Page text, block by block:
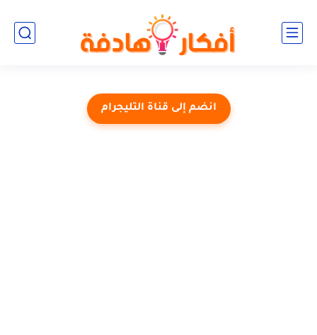
انضم إلى قناة التليجرام